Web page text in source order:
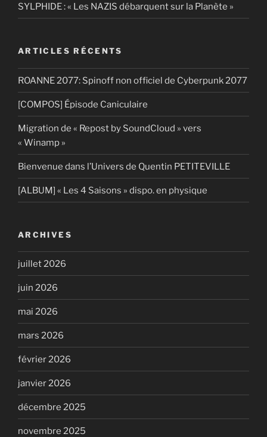
SYLPHIDE : « Les NAZIS débarquent sur la Planète »
ARTICLES RÉCENTS
ROANNE 2077: Spinoff non officiel de Cyberpunk 2077
[COMPOS] Épisode Caniculaire
Migration de « Repost by SoundCloud » vers
« Winamp »
Bienvenue dans l’Univers de Quentin PETITEVILLE
[ALBUM] « Les 4 Saisons » dispo. en physique
ARCHIVES
juillet 2026
juin 2026
mai 2026
mars 2026
février 2026
janvier 2026
décembre 2025
novembre 2025